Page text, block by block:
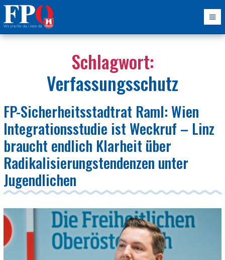
Schlagwort:
Verfassungsschutz
FP-Sicherheitsstadtrat Raml: Wien
Integrationsstudie ist Weckruf – Linz
braucht endlich Klarheit über
Radikalisierungstendenzen unter
Jugendlichen